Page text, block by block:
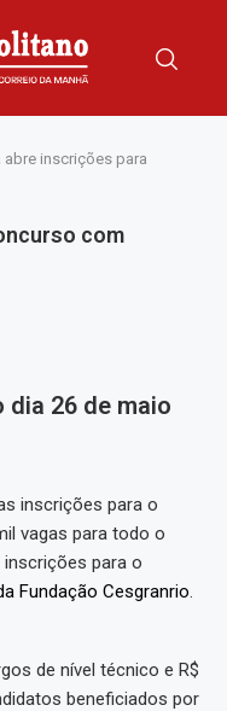
abre inscrições para
com
26 de maio
inscrições para o
vagas para todo o
para o
Fundação Cesgranrio.
de nível técnico e R$
beneficiados por